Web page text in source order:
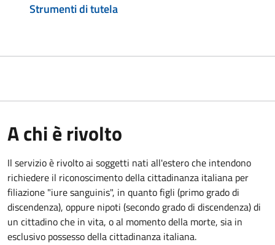
Strumenti di tutela
A chi è rivolto
Il servizio è rivolto ai soggetti nati all'estero che intendono
richiedere il riconoscimento della cittadinanza italiana per
filiazione "iure sanguinis", in quanto figli (primo grado di
discendenza), oppure nipoti (secondo grado di discendenza) di
un cittadino che in vita, o al momento della morte, sia in
esclusivo possesso della cittadinanza italiana.